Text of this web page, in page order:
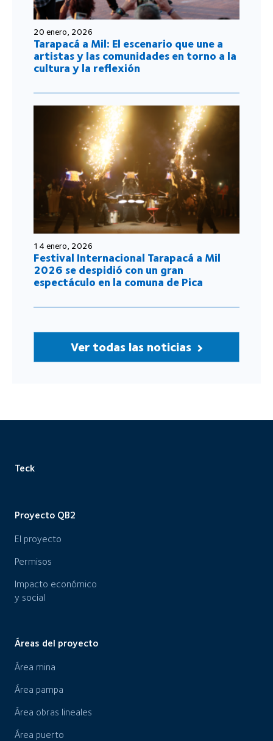
20 enero, 2026
Tarapacá a Mil: El escenario que une a
artistas y las comunidades en torno a la
cultura y la reflexión
14 enero, 2026
Festival Internacional Tarapacá a Mil
2026 se despidió con un gran
espectáculo en la comuna de Pica
Ver todas las noticias
Teck
Proyecto QB2
El proyecto
Permisos
Impacto económico
y social
Áreas del proyecto
Área mina
Área pampa
Área obras lineales
Área puerto